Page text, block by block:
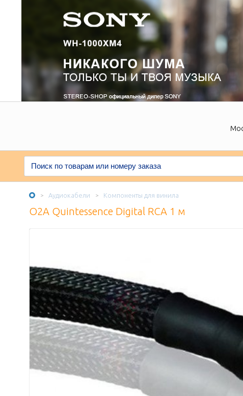
> Аудиокабели > Компоненты для винила
O2A Quintessence Digital RCA 1 м